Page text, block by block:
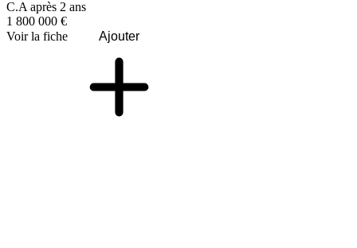
C.A après 2 ans
1 800 000 €
Voir la fiche
Ajouter